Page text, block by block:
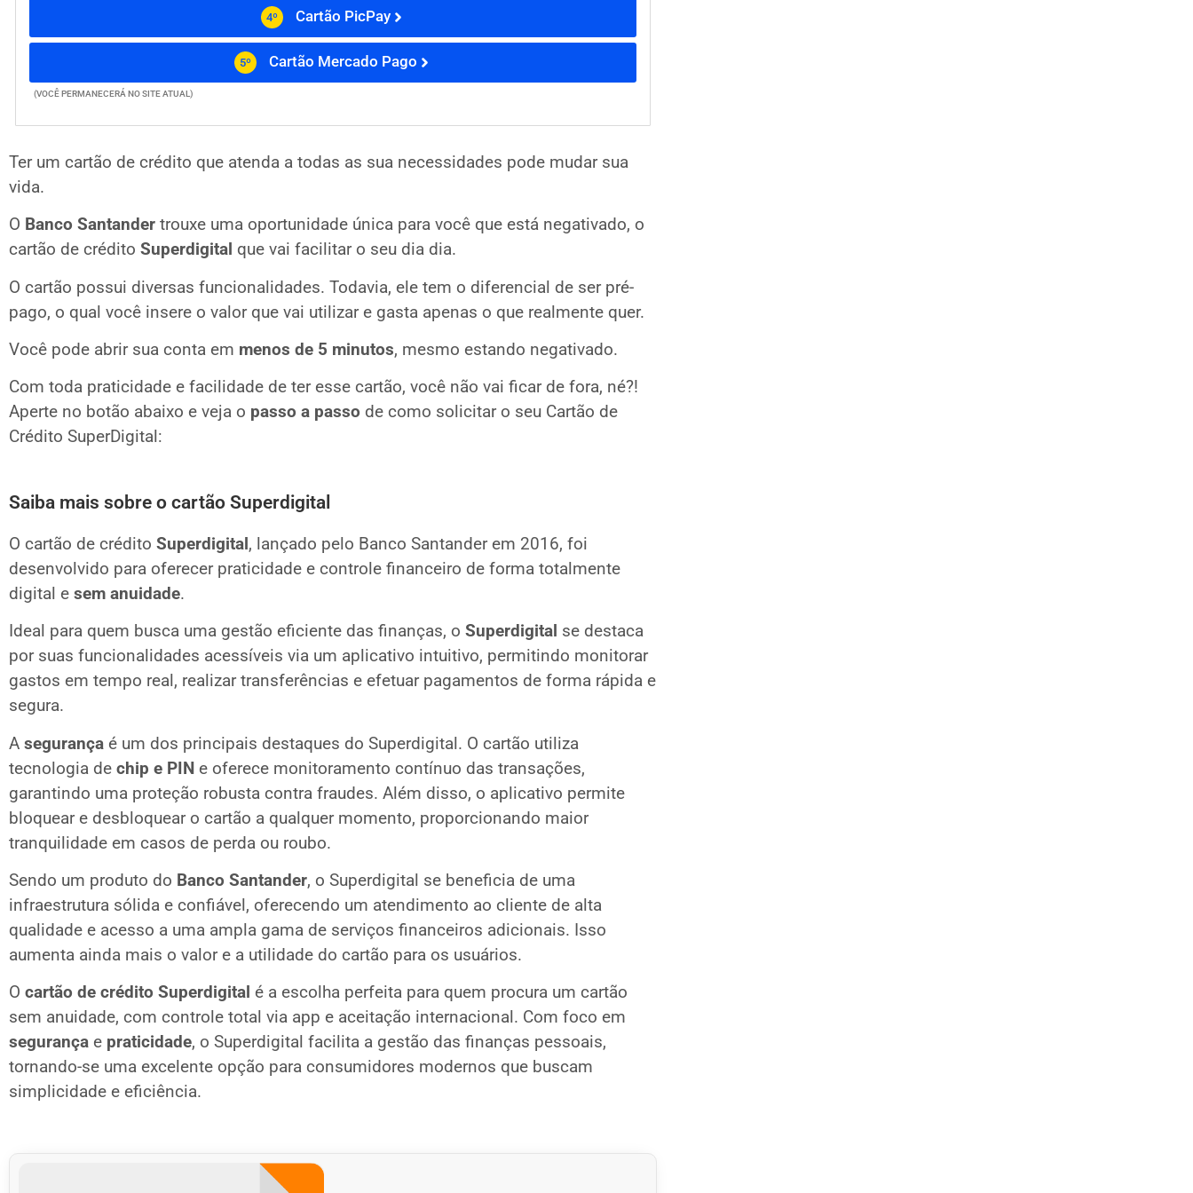
4º Cartão PicPay
5º Cartão Mercado Pago
(VOCÊ PERMANECERÁ NO SITE ATUAL)
Ter um cartão de crédito que atenda a todas as sua necessidades pode mudar sua
vida.
O Banco Santander trouxe uma oportunidade única para você que está negativado, o
cartão de crédito Superdigital que vai facilitar o seu dia dia.
O cartão possui diversas funcionalidades. Todavia, ele tem o diferencial de ser pré-
pago, o qual você insere o valor que vai utilizar e gasta apenas o que realmente quer.
Você pode abrir sua conta em menos de 5 minutos, mesmo estando negativado.
Com toda praticidade e facilidade de ter esse cartão, você não vai ficar de fora, né?!
Aperte no botão abaixo e veja o passo a passo de como solicitar o seu Cartão de
Crédito SuperDigital:
Saiba mais sobre o cartão Superdigital
O cartão de crédito Superdigital, lançado pelo Banco Santander em 2016, foi
desenvolvido para oferecer praticidade e controle financeiro de forma totalmente
digital e sem anuidade.
Ideal para quem busca uma gestão eficiente das finanças, o Superdigital se destaca
por suas funcionalidades acessíveis via um aplicativo intuitivo, permitindo monitorar
gastos em tempo real, realizar transferências e efetuar pagamentos de forma rápida e
segura.
A segurança é um dos principais destaques do Superdigital. O cartão utiliza
tecnologia de chip e PIN e oferece monitoramento contínuo das transações,
garantindo uma proteção robusta contra fraudes. Além disso, o aplicativo permite
bloquear e desbloquear o cartão a qualquer momento, proporcionando maior
tranquilidade em casos de perda ou roubo.
Sendo um produto do Banco Santander, o Superdigital se beneficia de uma
infraestrutura sólida e confiável, oferecendo um atendimento ao cliente de alta
qualidade e acesso a uma ampla gama de serviços financeiros adicionais. Isso
aumenta ainda mais o valor e a utilidade do cartão para os usuários.
O cartão de crédito Superdigital é a escolha perfeita para quem procura um cartão
sem anuidade, com controle total via app e aceitação internacional. Com foco em
segurança e praticidade, o Superdigital facilita a gestão das finanças pessoais,
tornando-se uma excelente opção para consumidores modernos que buscam
simplicidade e eficiência.